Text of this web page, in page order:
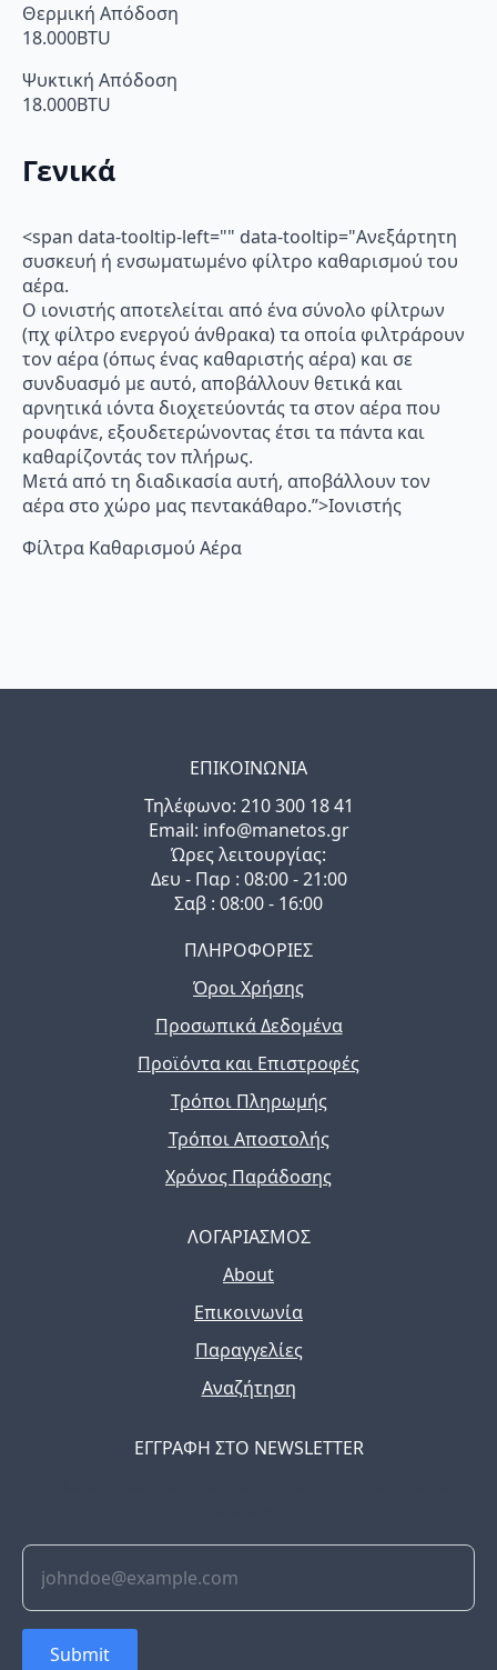
Θερμική Απόδοση
18.000BTU
Ψυκτική Απόδοση
18.000BTU
Γενικά
<span data-tooltip-left="" data-tooltip="Ανεξάρτητη
συσκευή ή ενσωματωμένο φίλτρο καθαρισμού του
αέρα.
Ο ιονιστής αποτελείται από ένα σύνολο φίλτρων
(πχ φίλτρο ενεργού άνθρακα) τα οποία φιλτράρουν
τον αέρα (όπως ένας καθαριστής αέρα) και σε
συνδυασμό με αυτό, αποβάλλουν θετικά και
αρνητικά ιόντα διοχετεύοντάς τα στον αέρα που
ρουφάνε, εξουδετερώνοντας έτσι τα πάντα και
καθαρίζοντάς τον πλήρως.
Μετά από τη διαδικασία αυτή, αποβάλλουν τον
αέρα στο χώρο μας πεντακάθαρο.”>Ιονιστής
Φίλτρα Καθαρισμού Αέρα
ΕΠΙΚΟΙΝΩΝΙΑ
Τηλέφωνo: 210 300 18 41
Email: info@manetos.gr
Ώρες λειτουργίας:
Δευ - Παρ : 08:00 - 21:00
Σαβ : 08:00 - 16:00
ΠΛΗΡΟΦΟΡΙΕΣ
Όροι Χρήσης
Προσωπικά Δεδομένα
Προϊόντα και Επιστροφές
Τρόποι Πληρωμής
Τρόποι Αποστολής
Χρόνος Παράδοσης
ΛΟΓΑΡΙΑΣΜΟΣ
About
Επικοινωνία
Παραγγελίες
Αναζήτηση
ΕΓΓΡΑΦΗ ΣΤΟ NEWSLETTER
Submit